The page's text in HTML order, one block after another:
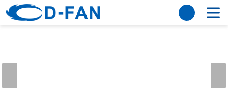
法国vs挪威